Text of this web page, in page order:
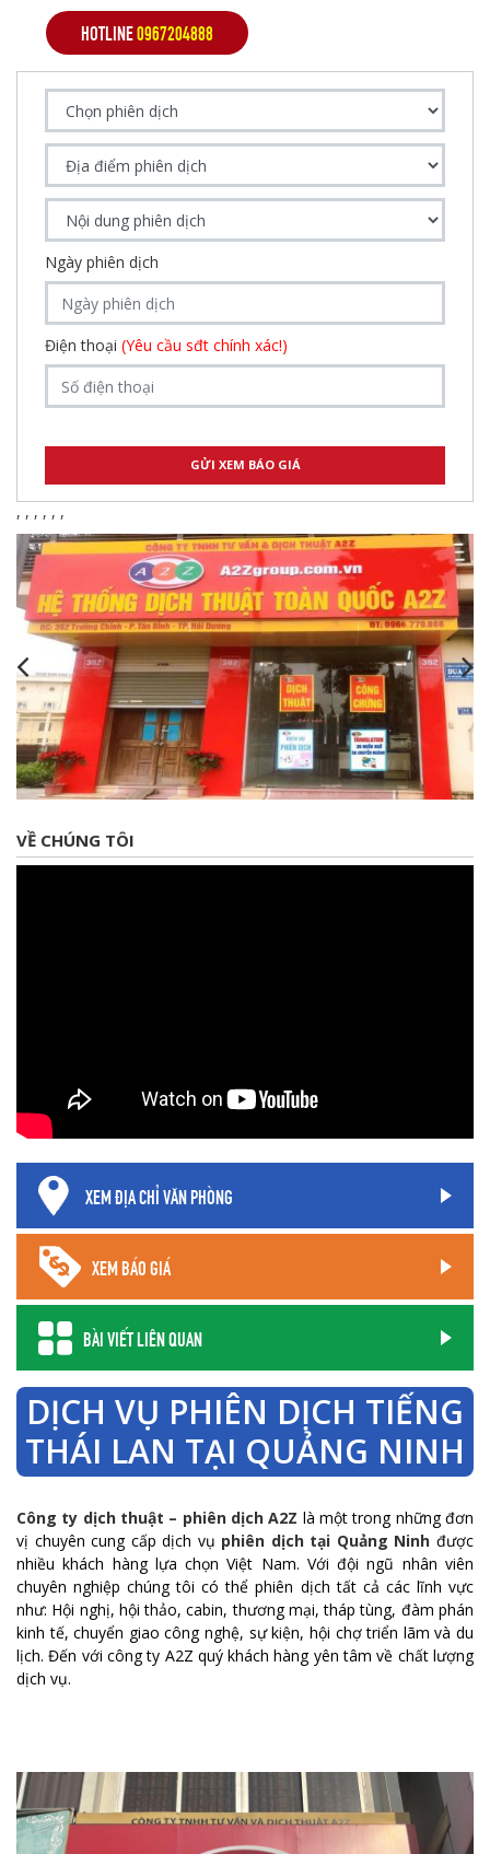
HOTLINE0967204888
Ngày phiên dịch
Điện thoại (Yêu cầu sđt chính xác!)
, , , , , ,
VỀ CHÚNG TÔI
XEM ĐỊA CHỈ VĂN PHÒNG
XEM BÁO GIÁ
BÀI VIẾT LIÊN QUAN
DỊCH VỤ PHIÊN DỊCH TIẾNG
THÁI LAN TẠI QUẢNG NINH
Công ty dịch thuật – phiên dịch A2Z là một trong những đơn
vị chuyên cung cấp dịch vụ phiên dịch tại Quảng Ninh được
nhiều khách hàng lựa chọn Việt Nam. Với đội ngũ nhân viên
chuyên nghiệp chúng tôi có thể phiên dịch tất cả các lĩnh vực
như: Hội nghị, hội thảo, cabin, thương mại, tháp tùng, đàm phán
kinh tế, chuyển giao công nghệ, sự kiện, hội chợ triển lãm và du
lịch. Đến với công ty A2Z quý khách hàng yên tâm về chất lượng
dịch vụ.